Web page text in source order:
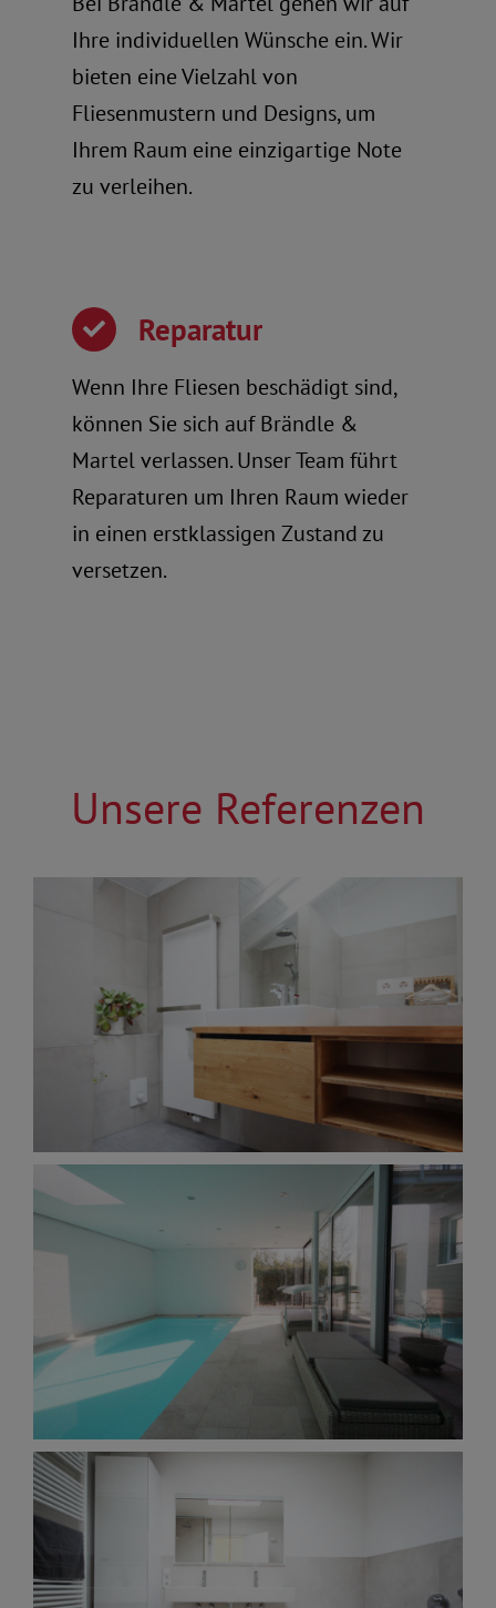
Ihre individuellen Wünsche ein. Wir
bieten eine Vielzahl von
Fliesenmustern und Designs, um
Ihrem Raum eine einzigartige Note
zu verleihen.
Reparatur
Wenn Ihre Fliesen beschädigt sind,
können Sie sich auf Brändle &
Martel verlassen. Unser Team führt
Reparaturen um Ihren Raum wieder
in einen erstklassigen Zustand zu
versetzen.
Unsere Referenzen